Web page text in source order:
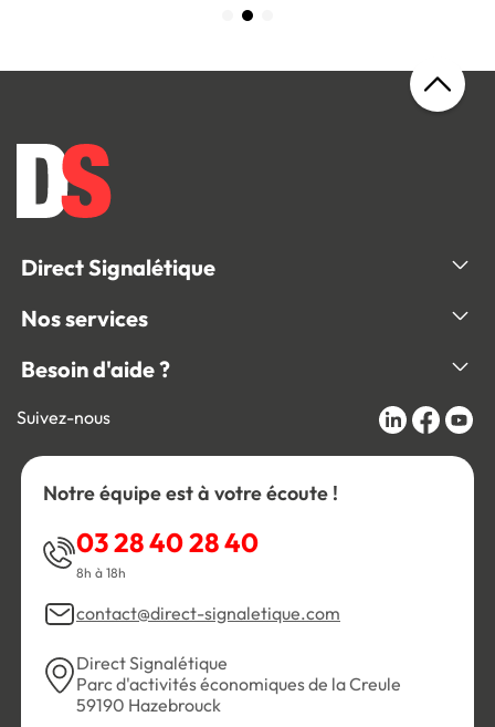
Direct Signalétique
Nos services
Besoin d'aide ?
Suivez-nous
Notre équipe est à votre écoute !
03 28 40 28 40
8h à 18h
contact@direct-signaletique.com
Direct Signalétique
Parc d'activités économiques de la Creule
59190 Hazebrouck